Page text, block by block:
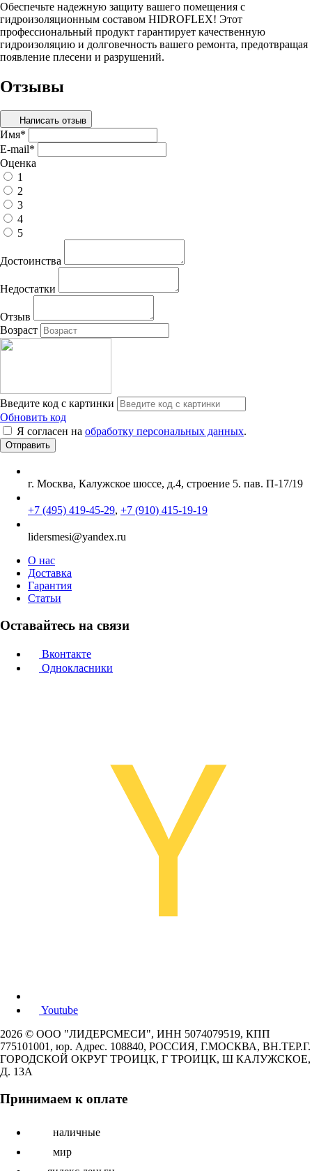
Обеспечьте надежную защиту вашего помещения с
гидроизоляционным составом HIDROFLEX! Этот
профессиональный продукт гарантирует качественную
гидроизоляцию и долговечность вашего ремонта, предотвращая
появление плесени и разрушений.
Отзывы
Написать отзыв
Имя*
E-mail*
Оценка
1
2
3
4
5
Достоинства
Недостатки
Отзыв
Возраст
Введите код с картинки
Обновить код
Я согласен на обработку персональных данных.
г. Москва, Калужское шоссе, д.4, строение 5. пав. П-17/19
+7 (495) 419-45-29, +7 (910) 415-19-19
lidersmesi@yandex.ru
О нас
Доставка
Гарантия
Статьи
Оставайтесь на связи
Вконтакте
Однокласники
Youtube
2026 © ООО "ЛИДЕРСМЕСИ", ИНН 5074079519, КПП
775101001, юр. Адрес. 108840, РОССИЯ, Г.МОСКВА, ВН.ТЕР.Г.
ГОРОДСКОЙ ОКРУГ ТРОИЦК, Г ТРОИЦК, Ш КАЛУЖСКОЕ,
Д. 13А
Принимаем к оплате
наличные
мир